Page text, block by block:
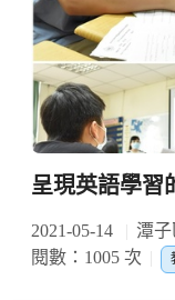
呈現英語學習
2021-05-14 潭
閱數：1005 次